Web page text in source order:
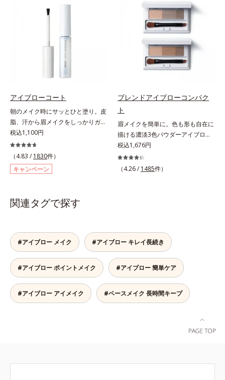
にはスクリューブラシが付いている
ので、毛流れを整えたり、色をなじ
活躍。これ1本で完成度の高い、ふ
んわり眉に仕上がります。※中身を
取り替えられるリフィルをご用意し
イソステアリル/フィトステリル）
配合＝感触向上成分
アイブローコート
朝のメイク時にサッとひと塗り。皮
脂、汗から眉メイクをしっかりガー
ド！。メイク時に描いた眉の上から
サッとひと塗りするだけで、描いた
ままの美しい眉を長時間キープしま
す。汗、皮脂、こすれなどから美し
い眉をしっかり守るウォータープル
す。速乾性のサラッとした透明の液
のだから、肌へのやさしさも考慮
し、植物性保湿成分・ユリエキスを
配合しています。
税込1,100円
（4.83 / 1830件）
キャンペーン
ブレンドアイブローコンパク
ト
眉メイクを簡単に。色も形も自在に
描ける濃淡3色パウダーアイブロ
ー。眉は髪の色に合わせると自然。
濃淡3色セットなら、混ぜ方次第で
自分にぴったりの眉色が作れます。
ウダー」の成せるワザ。軽くブラシ
を引くだけで、眉尻ラインまでキレ
イに描け、仕上がりはどこまでもナ
チュラル。汗、皮脂にも強く、描き
たての美しい眉を1日中持続しま
す。
税込1,676円
（4.26 / 1485件）
関連タグで探す
#アイブロー メイク #アイブロー キレイ長続き
#アイブロー ポイントメイク #アイブロー 簡単ケア
#アイブロー アイメイク #ベースメイク 長時間キープ